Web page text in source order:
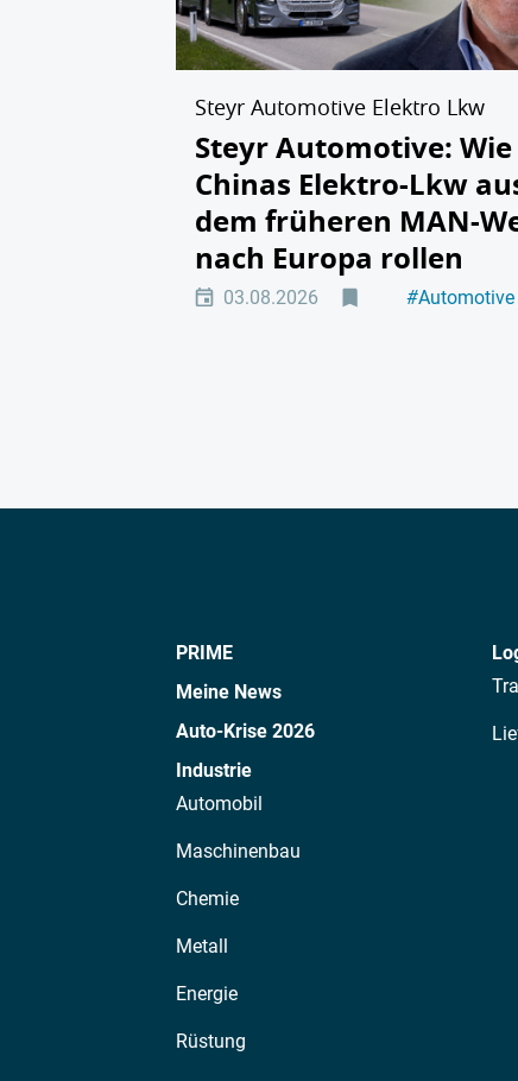
Steyr Automotive Elektro Lkw
Steyr Automotive: Wie
Chinas Elektro-Lkw
dem früheren MAN-
nach Europa rollen
03.08.2026 #Automotive
PRIME
Meine News
Auto-Krise 2026
Industrie
Automobil
Maschinenbau
Chemie
Metall
Energie
Rüstung